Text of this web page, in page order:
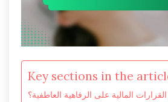
Key sections in the
المالية على الرفاهية العاطفية؟